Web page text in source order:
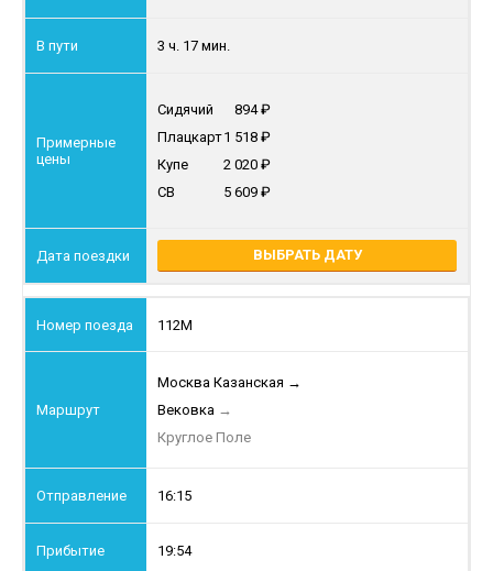
3 ч. 17 мин.
Сидячий
894
Плацкарт1 518
Купе
2 020
СВ
5 609
ВЫБРАТЬ ДАТУ
112М
Москва Казанская →
Вековка →
Круглое Поле
16:15
19:54